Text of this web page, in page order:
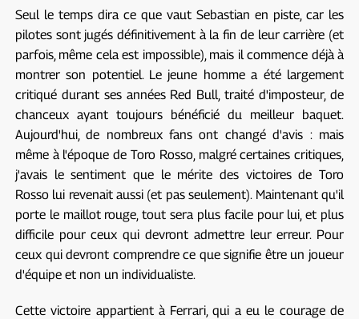
Seul le temps dira ce que vaut Sebastian en piste, car les
pilotes sont jugés définitivement à la fin de leur carrière (et
parfois, même cela est impossible), mais il commence déjà à
montrer son potentiel. Le jeune homme a été largement
critiqué durant ses années Red Bull, traité d'imposteur, de
chanceux ayant toujours bénéficié du meilleur baquet.
Aujourd'hui, de nombreux fans ont changé d'avis : mais
même à l'époque de Toro Rosso, malgré certaines critiques,
j'avais le sentiment que le mérite des victoires de Toro
Rosso lui revenait aussi (et pas seulement). Maintenant qu'il
porte le maillot rouge, tout sera plus facile pour lui, et plus
difficile pour ceux qui devront admettre leur erreur. Pour
ceux qui devront comprendre ce que signifie être un joueur
d'équipe et non un individualiste.
Cette victoire appartient à Ferrari, qui a eu le courage de